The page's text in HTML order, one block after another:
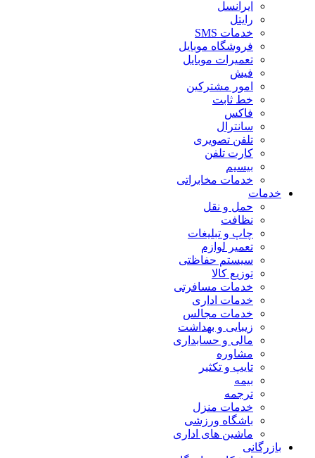
ایرانسل
رایتل
خدمات SMS
فروشگاه موبایل
تعمیرات موبایل
فیش
امور مشترکین
خط ثابت
فاکس
سانترال
تلفن تصویری
کارت تلفن
بیسیم
خدمات مخابراتی
خدمات
حمل و نقل
نظافت
چاپ و تبلیغات
تعمیر لوازم
سیستم حفاظتی
توزیع کالا
خدمات مسافرتی
خدمات اداری
خدمات مجالس
زیبایی و بهداشت
مالی و حسابداری
مشاوره
تایپ و تکثیر
بیمه
ترجمه
خدمات منزل
باشگاه ورزشی
ماشین های اداری
بازرگانی